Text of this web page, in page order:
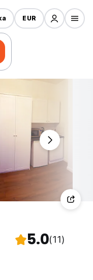
EUR
5.0(11)